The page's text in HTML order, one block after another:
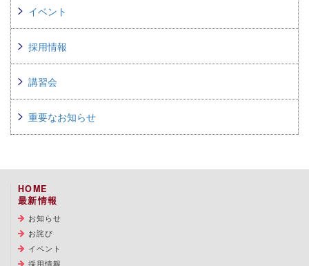
イベント
採用情報
講習会
重要なお知らせ
HOME
最新情報
お知らせ
お詫び
イベント
採用情報